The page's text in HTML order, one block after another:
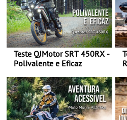
Teste QJMotor SRT 450RX -
Polivalente e Eficaz